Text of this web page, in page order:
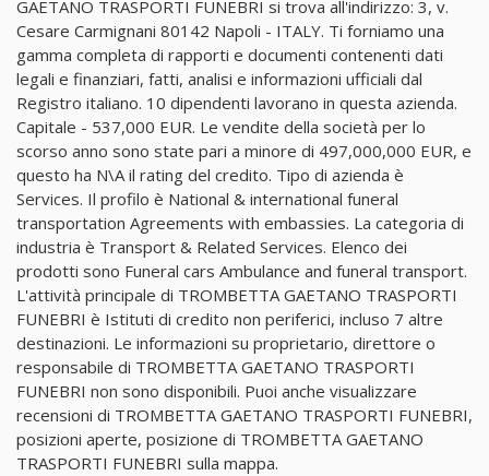
GAETANO TRASPORTI FUNEBRI si trova all'indirizzo: 3, v.
Cesare Carmignani 80142 Napoli - ITALY. Ti forniamo una
gamma completa di rapporti e documenti contenenti dati
legali e finanziari, fatti, analisi e informazioni ufficiali dal
Registro italiano. 10 dipendenti lavorano in questa azienda.
Capitale - 537,000 EUR. Le vendite della società per lo
scorso anno sono state pari a minore di 497,000,000 EUR, e
questo ha N\A il rating del credito. Tipo di azienda è
Services. Il profilo è National & international funeral
transportation Agreements with embassies. La categoria di
industria è Transport & Related Services. Elenco dei
prodotti sono Funeral cars Ambulance and funeral transport.
L'attività principale di TROMBETTA GAETANO TRASPORTI
FUNEBRI è Istituti di credito non periferici, incluso 7 altre
destinazioni. Le informazioni su proprietario, direttore o
responsabile di TROMBETTA GAETANO TRASPORTI
FUNEBRI non sono disponibili. Puoi anche visualizzare
recensioni di TROMBETTA GAETANO TRASPORTI FUNEBRI,
posizioni aperte, posizione di TROMBETTA GAETANO
TRASPORTI FUNEBRI sulla mappa.